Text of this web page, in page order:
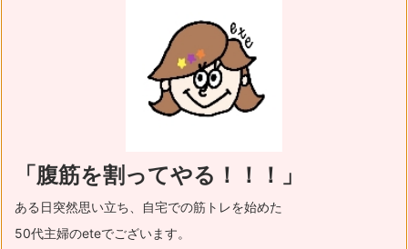
「腹筋を割ってやる！！！」
ある日突然思い立ち、自宅での筋トレを始めた
50代主婦のeteでございます。